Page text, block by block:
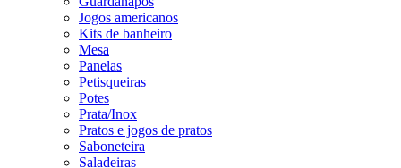
Jogos americanos
Kits de banheiro
Mesa
Panelas
Petisqueiras
Potes
Prata/Inox
Pratos e jogos de pratos
Saboneteira
Saladeiras